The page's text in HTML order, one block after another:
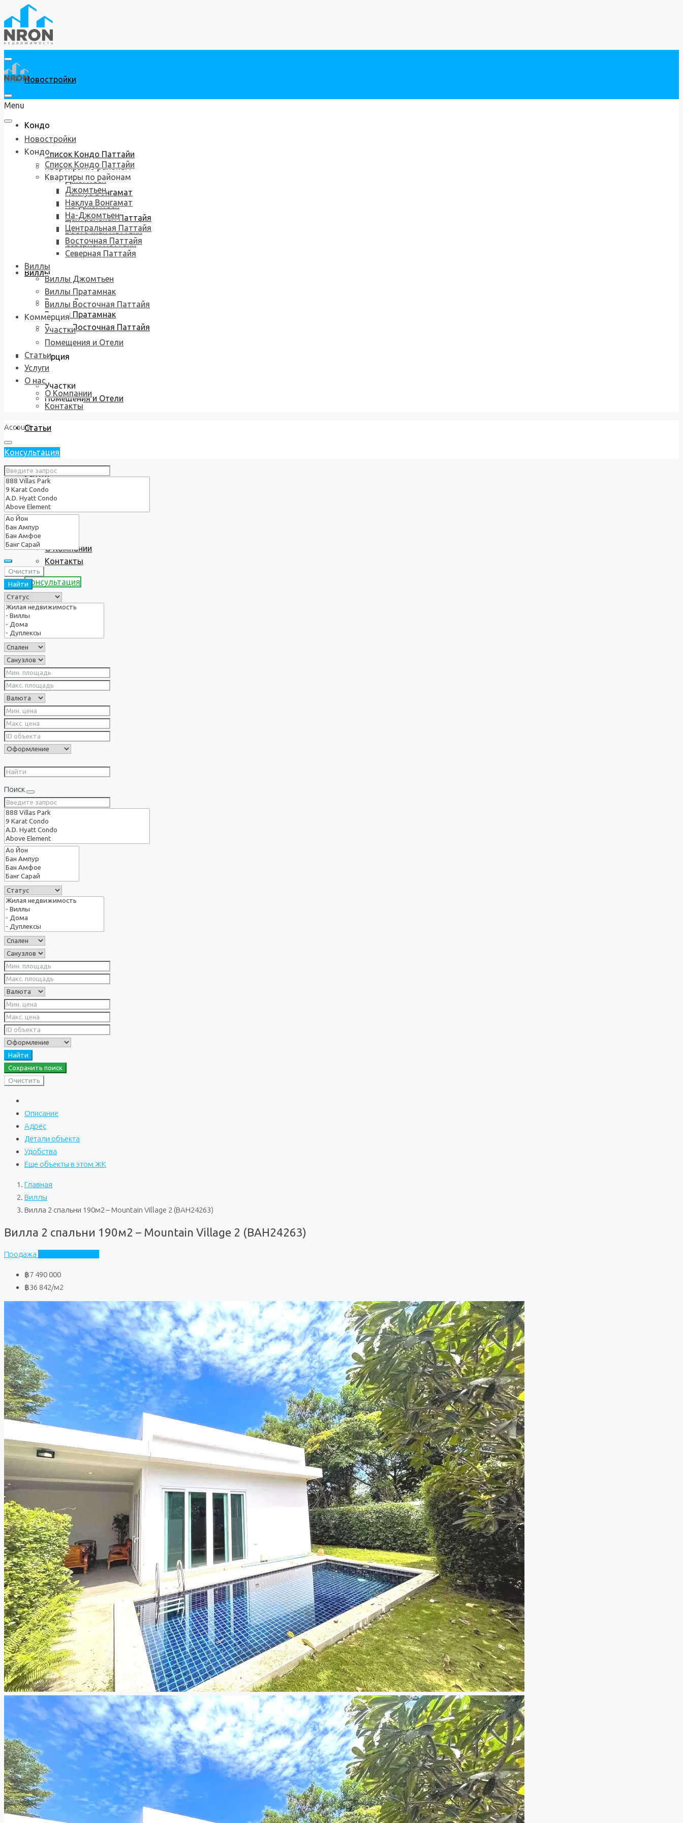
Новостройки
Кондо
Список Кондо Паттайи
Квартиры по районам
Джомтьен
Наклуа Вонгамат
На-Джомтьен
Центральная Паттайя
Восточная Паттайя
Северная Паттайя
Виллы
Виллы Джомтьен
Виллы Пратамнак
Виллы Восточная Паттайя
Коммерция
Участки
Помещения и Отели
Статьи
Услуги
О нас
О Компании
Контакты
Консультация
Menu
Новостройки
Кондо
Список Кондо Паттайи
Квартиры по районам
Джомтьен
Наклуа Вонгамат
На-Джомтьен
Центральная Паттайя
Восточная Паттайя
Северная Паттайя
Виллы
Виллы Джомтьен
Виллы Пратамнак
Виллы Восточная Паттайя
Коммерция
Участки
Помещения и Отели
Статьи
Услуги
О нас
О Компании
Контакты
Account
Консультация
Очистить
Найти
Поиск
Найти
Сохранить поиск
Очистить
Описание
Адрес
Детали объекта
Удобства
Еще объекты в этом ЖК
Главная
Виллы
Вилла 2 спальни 190м2 – Mountain Village 2 (BAH24263)
Вилла 2 спальни 190м2 – Mountain Village 2 (BAH24263)
Продажа
฿7 490 000
฿36 842/м2